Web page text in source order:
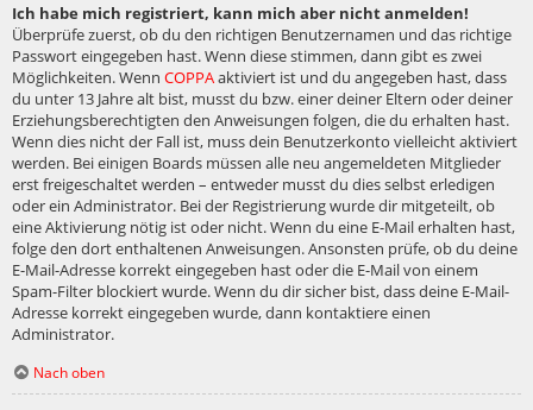
Ich habe mich registriert, kann mich aber nicht anmelden!
Überprüfe zuerst, ob du den richtigen Benutzernamen und das richtige
Passwort eingegeben hast. Wenn diese stimmen, dann gibt es zwei
Möglichkeiten. Wenn COPPAaktiviert ist und du angegeben hast, dass
du unter 13 Jahre alt bist, musst du bzw. einer deiner Eltern oder deiner
Erziehungsberechtigten den Anweisungen folgen, die du erhalten hast.
Wenn dies nicht der Fall ist, muss dein Benutzerkonto vielleicht aktiviert
werden. Bei einigen Boards müssen alle neu angemeldeten Mitglieder
erst freigeschaltet werden – entweder musst du dies selbst erledigen
oder ein Administrator. Bei der Registrierung wurde dir mitgeteilt, ob
eine Aktivierung nötig ist oder nicht. Wenn du eine E-Mail erhalten hast,
folge den dort enthaltenen Anweisungen. Ansonsten prüfe, ob du deine
E-Mail-Adresse korrekt eingegeben hast oder die E-Mail von einem
Spam-Filter blockiert wurde. Wenn du dir sicher bist, dass deine E-Mail-
Adresse korrekt eingegeben wurde, dann kontaktiere einen
Administrator.
Nach oben